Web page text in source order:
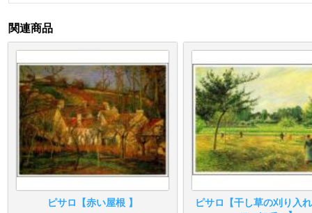
関連商品
ピサロ【赤い屋根 】
ピサロ【干し草の刈り入